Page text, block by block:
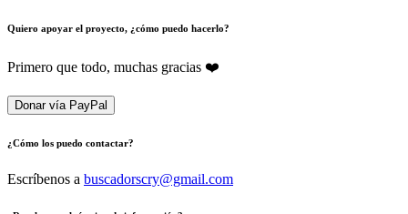
Quiero apoyar el proyecto, ¿cómo puedo hacerlo?
Primero que todo, muchas gracias ❤️
Donar vía PayPal
¿Cómo los puedo contactar?
Escríbenos a buscadorscry@gmail.com